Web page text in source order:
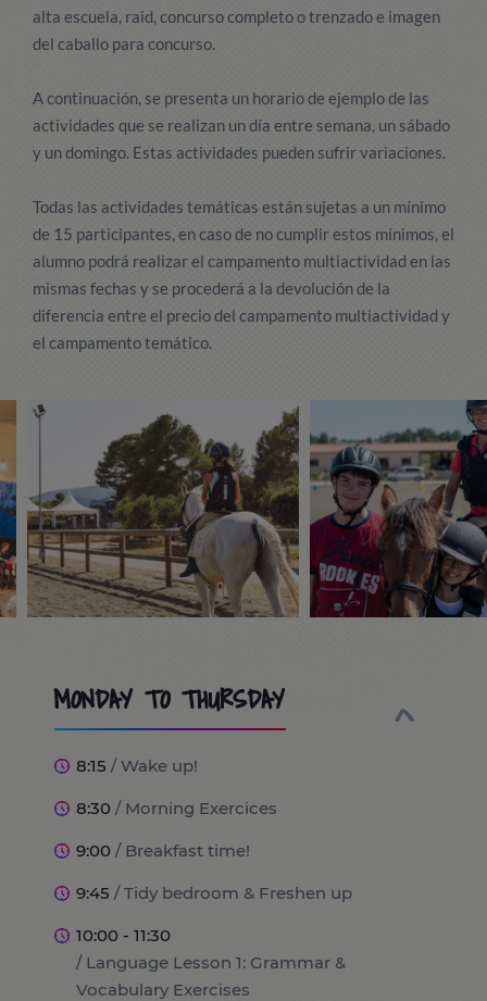
alta escuela, raid, concurso completo o trenzado e imagen
del caballo para concurso.
A continuación, se presenta un horario de ejemplo de las
actividades que se realizan un día entre semana, un sábado
y un domingo. Estas actividades pueden sufrir variaciones.
Todas las actividades temáticas están sujetas a un mínimo
de 15 participantes, en caso de no cumplir estos mínimos, el
alumno podrá realizar el campamento multiactividad en las
mismas fechas y se procederá a la devolución de la
diferencia entre el precio del campamento multiactividad y
el campamento temático.
MONDAY TO THURSDAY
8:15 / Wake up!
8:30 / Morning Exercices
9:00 / Breakfast time!
9:45 / Tidy bedroom & Freshen up
10:00 - 11:30
/ Language Lesson 1: Grammar &
Vocabulary Exercises